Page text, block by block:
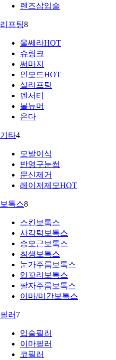
렌즈삽입술
리프팅8
울쎄라HOT
슈링크
써마지
인모드HOT
실리프팅
덴서티
볼뉴머
온다
기타4
모발이식
반영구눈썹
문신제거
레이저제모HOT
보톡스8
스킨보톡스
사각턱보톡스
승모근보톡스
침샘보톡스
눈가주름보톡스
입꼬리보톡스
팔자주름보톡스
이마/미간보톡스
필러 7
입술필러
이마필러
코필러